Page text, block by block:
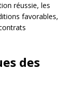
réussie, les
favorables,
des